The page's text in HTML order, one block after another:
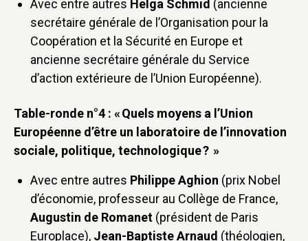
Avec entre autres Helga Schmid (ancienne
secrétaire générale de l’Organisation pour la
Coopération et la Sécurité en Europe et
ancienne secrétaire générale du Service
d’action extérieure de l’Union Européenne).
Table-ronde n°4 : « Quels moyens a l’Union
Européenne d’être un laboratoire de l’innovation
sociale, politique, technologique ? »
Avec entre autres Philippe Aghion (prix Nobel
d’économie, professeur au Collège de France,
Augustin de Romanet (président de Paris
Europlace), Jean-Baptiste Arnaud (théologien,